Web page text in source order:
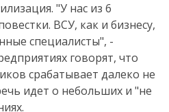
"У нас из 6
ВСУ, как и бизнесу,
специалисты", -
говорят, что
срабатывает далеко не
идет о небольших и "не